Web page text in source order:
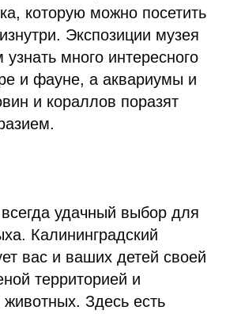
которую можно посетить
Экспозиции музея
узнать много интересного
и фауне, а аквариумы и
и кораллов поразят
удачный выбор для
Калининградский
вас и ваших детей своей
территорией и
Здесь есть